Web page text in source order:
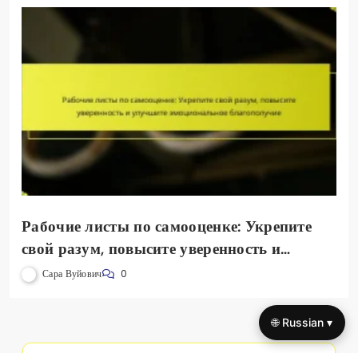
Рабочие листы по самооценке: Укрепите
свой разум, повысите уверенность и
улучшите эмоциональное благополучие
Сара Вуйович 0
🌐 Russian ▾